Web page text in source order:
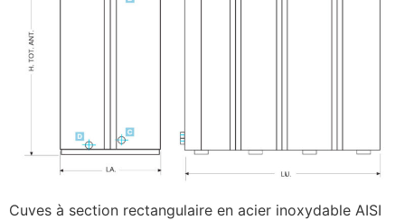
Cuves à section rectangulaire en acier inoxydable AISI